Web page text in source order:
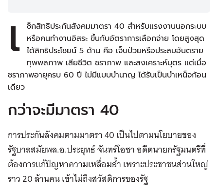
เ ช็กสิทธิประกันสังคมมาตรา 40 สำหรับแรงงานนอกระบบ
หรือคนทำงานอิสระ ขึ้นกับอัตราการเลือกจ่าย โดยสูงสุด
ได้สิทธิประโชยน์ 5 ด้าน คือ เจ็บป่วยหรือประสบอันตราย
ทุพพลภาพ เสียชีวิต ชราภาพ และสงเคราะห์บุตร แต่เมื่อ
ชราภาพอายุครบ 60 ปี ไม่มีแบบบำนาญ ได้รับเป็นบำเหน็จก้อน
เดียว
กว่าจะมีมาตรา 40
การประกันสังคมตามมาตรา 40 เป็นไปตามนโยบายของ
รัฐบาลสมัยพล.อ.ประยุทธ์ จันทร์โอชา อดีตนายกรัฐมนตรีที่
ต้องการแก้ปัญหาความเหลื่อมล้ำ เพราะประชาชนส่วนใหญ่
ราว 20 ล้านคน เข้าไม่ถึงสวัสดิการของรัฐ